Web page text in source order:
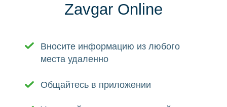
места удаленно
Управляйте автопарком онлайн